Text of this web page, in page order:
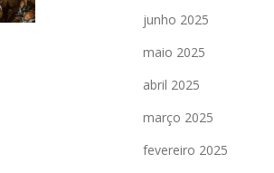
junho 2025
maio 2025
abril 2025
março 2025
fevereiro 2025